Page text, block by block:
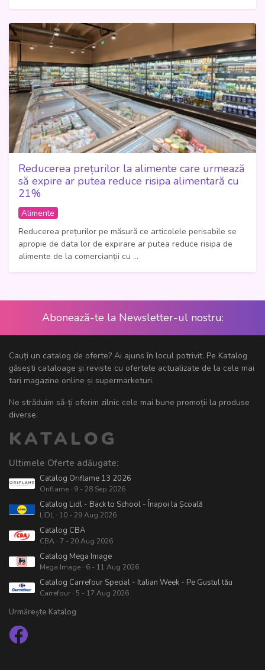
Reducerea prețurilor la alimente care urmează
să expire ar putea reduce risipa alimentară cu
21%
Alimente
Reducerea prețurilor pe măsură ce articolele perisabile se
apropie de data lor de expirare ar putea reduce risipa de
alimente de la comercianții cu ...
Abonează-te la Newsletter-ul nostru:
Cauți un catalog de oferte? Ai ajuns în locul potrivit. Pe Katalog
găsești cataloage și reviste cu ofertele actualizate de la cele mai
tari magazine online și supermarketuri.
Ne străduim să-ți oferim zilnic cele mai bune promoții la produse
diverse.
KATALOG
Ultimele Oferte adăugate:
Catalog Oriflame 13 2026
Oriflame · 9 - 28 Sep 2026
Catalog Lidl - Back to School - Înapoi la Școală
LIDL · 10 - 29 Aug 2026
Catalog CBA
CBA · 7 - 20 Aug 2026
Catalog Mega Image
Mega Image · 6 - 11 Aug 2026
Catalog Carrefour Special - Italian Week - Pe Gustul tău
Carrefour · 5 - 17 Aug 2026
Urmărește Katalog